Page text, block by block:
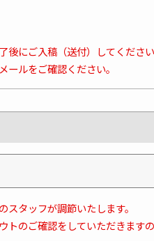
にご入稿（送付）してください
ルをご確認ください。
タッフが調節いたします。
のご確認をしていただきますの